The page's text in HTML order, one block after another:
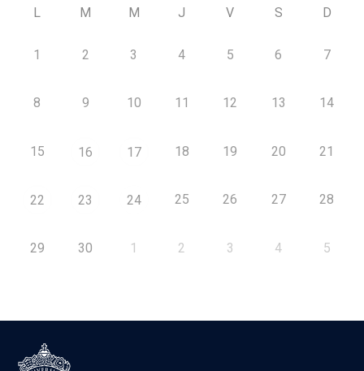
L M M J V S D
1 2 3 4 5 6 7
8 9 10 11 12 13 14
15 16 17 18 19 20 21
22 23 24 25 26 27 28
29 30 1 2 3 4 5